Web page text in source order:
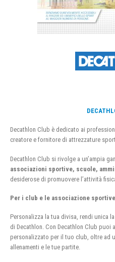
Decathlon Club è dedicato ai
creatore e fornitore di attrezzature
Decathlon Club si rivolge a un’ampia
associazioni sportive, scuole,
desiderose di promuovere l’attività
Per i club e le associazione
Personalizza la tua divisa, rendi unica
di Decathlon. Con Decathlon Club puoi
personalizzato per il tuo club, oltre ad
allenamenti e le tue partite.